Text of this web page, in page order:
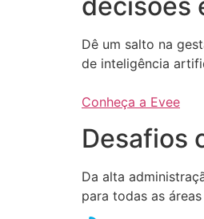
decisões
Dê um salto na
de inteligência
Conheça a Evee
Desafios
Da alta
para todas as